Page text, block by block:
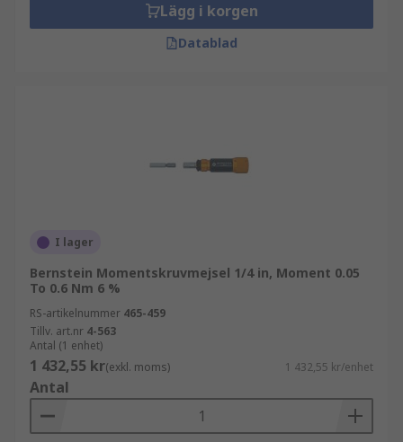
Lägg i korgen
Datablad
I lager
Bernstein Momentskruvmejsel 1/4 in, Moment 0.05
To 0.6 Nm 6 %
RS-artikelnummer 465-459
Tillv. art.nr 4-563
Antal (1 enhet)
1 432,55 kr(exkl. moms) 1 432,55 kr/enhet
Antal